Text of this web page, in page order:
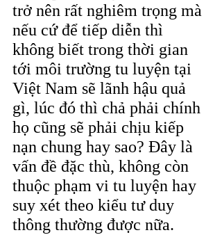
trở nên rất nghiêm trọng mà
nếu cứ để tiếp diễn thì
không biết trong thời gian
tới môi trường tu luyện tại
Việt Nam sẽ lãnh hậu quả
gì, lúc đó thì chả phải chính
họ cũng sẽ phải chịu kiếp
nạn chung hay sao? Đây là
vấn đề đặc thù, không còn
thuộc phạm vi tu luyện hay
suy xét theo kiểu tư duy
thông thường được nữa.